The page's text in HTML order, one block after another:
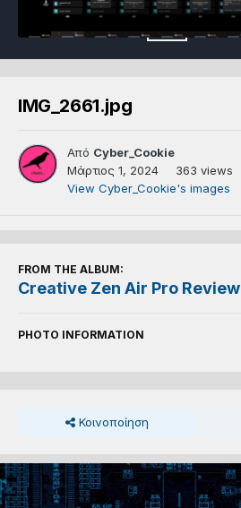
IMG_2661.jpg
Από Cyber_Cookie
Μάρτιος 1, 2024
363 views
View Cyber_Cookie's images
FROM THE ALBUM:
Creative Zen Air Pro Review
PHOTO INFORMATION
Κοινοποίηση